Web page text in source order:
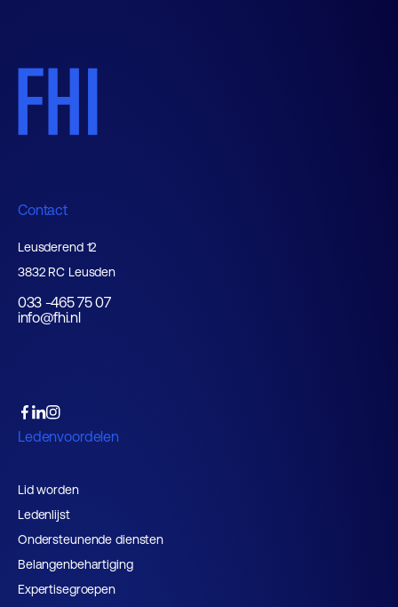
Contact
Leusderend 12
3832 RC Leusden
033 -465 75 07
info@fhi.nl
Ledenvoordelen
Lid worden
Ledenlijst
Ondersteunende diensten
Belangenbehartiging
Expertisegroepen